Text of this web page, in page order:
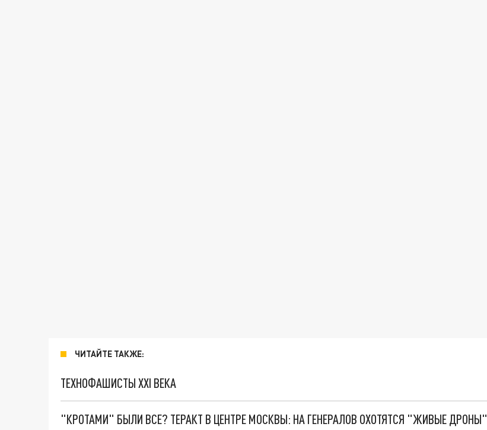
ЧИТАЙТЕ ТАКЖЕ:
ТЕХНОФАШИСТЫ XXI ВЕКА
"КРОТАМИ" БЫЛИ ВСЕ? ТЕРАКТ В ЦЕНТРЕ МОСКВЫ: НА ГЕНЕРАЛОВ ОХОТЯТСЯ "ЖИВЫЕ ДРОНЫ"